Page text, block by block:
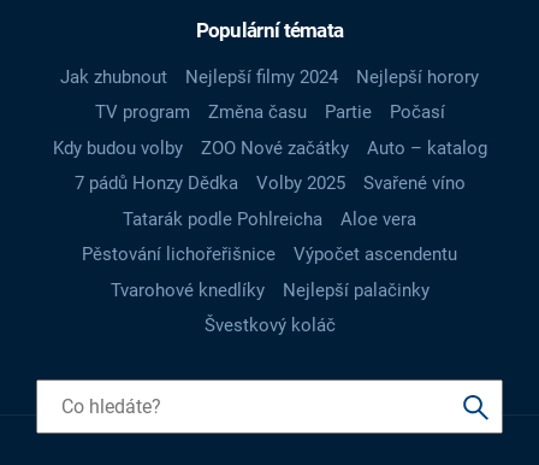
Populární témata
Jak zhubnout Nejlepší filmy 2024
Nejlepší horory
TV program
Změna času Partie
Počasí
Kdy budou volby
ZOO Nové začátky
Auto – katalog
7 pádů Honzy Dědka
Volby 2025
Svařené víno
Tatarák podle Pohlreicha
Aloe vera
Pěstování lichořeřišnice
Výpočet ascendentu
Tvarohové knedlíky
Nejlepší palačinky
Švestkový koláč